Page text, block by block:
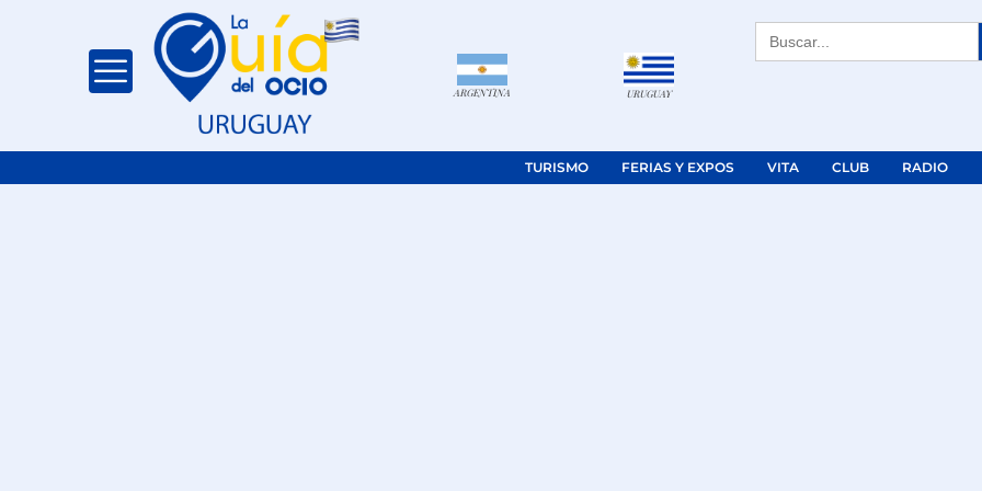
ARGENTINA URUGUAY
Buscar:
TURISMO FERIAS Y EXPOS VITA CLUB RADIO